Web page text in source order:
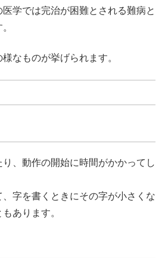
学では完治が困難とされる難病と
なものが挙げられます。
、動作の開始に時間がかかってし
、字を書くときにその字が小さくな
あります。